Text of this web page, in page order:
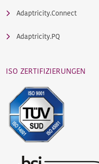
Adaptricity.Connect
Adaptricity.PQ
ISO ZERTIFIZIERUNGEN